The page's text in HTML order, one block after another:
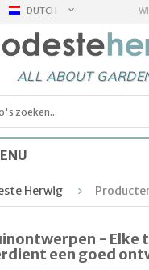
DUTCH
ALL ABOUT
Herwig
- Elke
een goed